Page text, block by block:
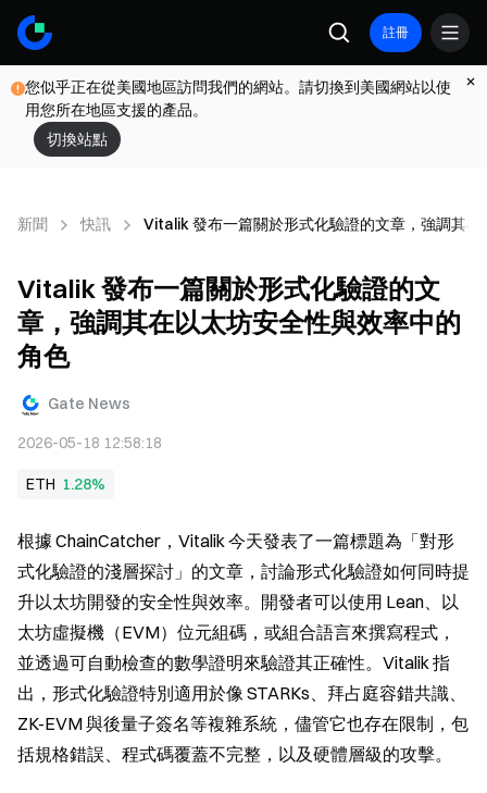
註冊
您似乎正在從美國地區訪問我們的網站。請切換到美國網站以使
用您所在地區支援的產品。
切換站點
新聞 快訊 Vitalik 發布一篇關於形式化驗證的文章，強調其
Vitalik 發布一篇關於形式化驗證的文
章，強調其在以太坊安全性與效率中的
角色
Gate News
2026-05-18 12:58:18
ETH 1.28%
根據 ChainCatcher，Vitalik 今天發表了一篇標題為「對形
式化驗證的淺層探討」的文章，討論形式化驗證如何同時提
升以太坊開發的安全性與效率。開發者可以使用 Lean、以
太坊虛擬機（EVM）位元組碼，或組合語言來撰寫程式，
並透過可自動檢查的數學證明來驗證其正確性。Vitalik 指
出，形式化驗證特別適用於像 STARKs、拜占庭容錯共識、
ZK-EVM 與後量子簽名等複雜系統，儘管它也存在限制，包
括規格錯誤、程式碼覆蓋不完整，以及硬體層級的攻擊。